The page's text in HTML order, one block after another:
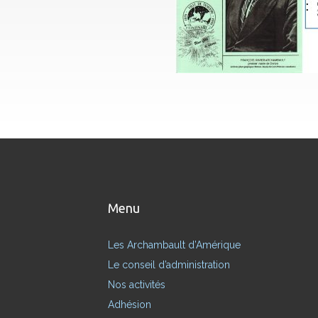
Menu
Les Archambault d’Amérique
Le conseil d’administration
Nos activités
Adhésion